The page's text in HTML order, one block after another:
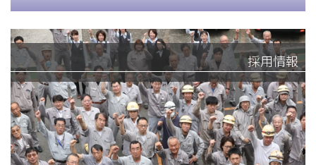
採用情報